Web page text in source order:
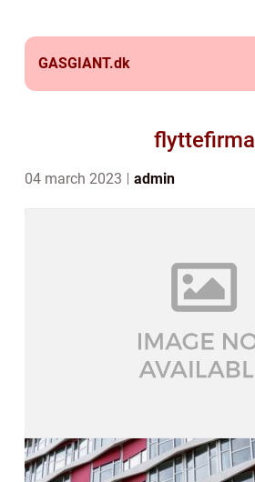
GASGIANT.dk
flyttefirma
04 march 2023 admin